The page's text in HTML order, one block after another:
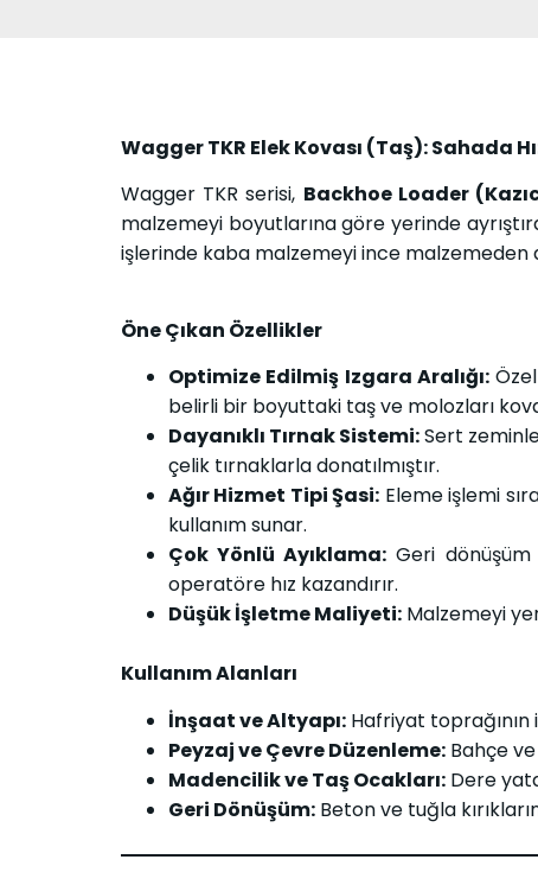
Wagger TKR Elek Kovası (Taş): Sahada
Wagger TKR serisi, Backhoe Loader
malzemeyi boyutlarına göre yerinde
işlerinde kaba malzemeyi ince malzemeden
Öne Çıkan Özellikler
Optimize Edilmiş Izgara Aralığı:Özel
belirli bir boyuttaki taş ve molozları
Dayanıklı Tırnak Sistemi:Sert
çelik tırnaklarla donatılmıştır.
Ağır Hizmet Tipi Şasi: Eleme işlemi
kullanım sunar.
Çok Yönlü Ayıklama: Geri dönüşüm
operatöre hız kazandırır.
Düşük İşletme Maliyeti: Malzemeyi
Kullanım Alanları
İnşaat ve Altyapı: Hafriyat
Peyzaj ve Çevre Düzenleme: Bahçe
Madencilik ve Taş Ocakları: Dere
Geri Dönüşüm: Beton ve tuğla